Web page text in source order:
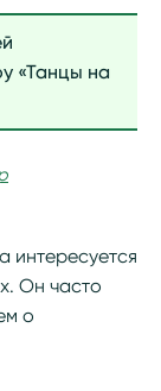
«Танцы на
интересуется
Он часто
о